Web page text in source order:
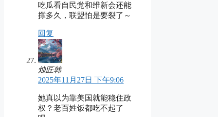
吃瓜看自民党和维新会还能
撑多久，联盟怕是要裂了～
回复
烛匠韩
2025年11月27日 下午9:06
她真以为靠美国就能稳住政
权？老百姓饭都吃不起了